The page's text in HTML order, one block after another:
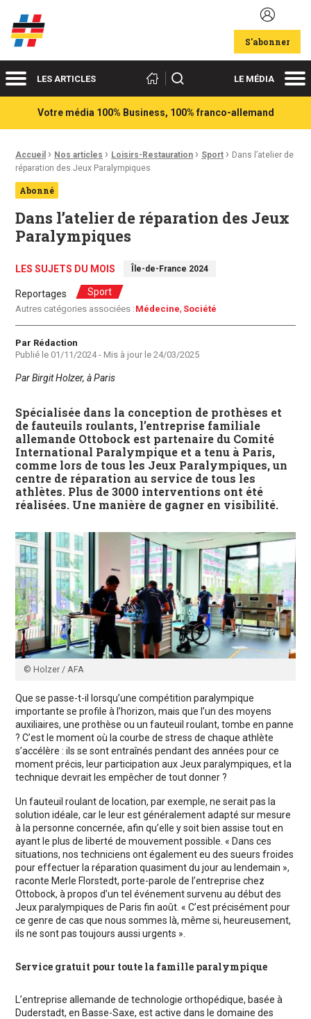
Acteurs du franco-allemand
S'abonner
MenuLES ARTICLES Rechercher LE MÉDIA
Votre média 100% Business, 100% franco-allemand
Fil d'Ariane :
Accueil › Nos articles › Loisirs-Restauration › Sport › Dans l’atelier de
réparation des Jeux Paralympiques
Abonné
Dans l’atelier de réparation des Jeux
Paralympiques
LES SUJETS DU MOIS Île-de-France 2024
Reportages Sport
Autres catégories associées : Médecine Société
Auteur
Par Rédaction
Publié le 01/11/2024- Mis à jour le 24/03/2025
Par Birgit Holzer, à Paris
Spécialisée dans la conception de prothèses et
de fauteuils roulants, l’entreprise familiale
allemande Ottobock est partenaire du Comité
International Paralympique et a tenu à Paris,
comme lors de tous les Jeux Paralympiques, un
centre de réparation au service de tous les
athlètes. Plus de 3000 interventions ont été
réalisées. Une manière de gagner en visibilité.
© Holzer / AFA
Que se passe-t-il lorsqu’une compétition paralympique
importante se profile à l’horizon, mais que l’un des moyens
auxiliaires, une prothèse ou un fauteuil roulant, tombe en panne
? C’est le moment où la courbe de stress de chaque athlète
s’accélère : ils se sont entraînés pendant des années pour ce
moment précis, leur participation aux Jeux paralympiques, et la
technique devrait les empêcher de tout donner ?
Un fauteuil roulant de location, par exemple, ne serait pas la
solution idéale, car le leur est généralement adapté sur mesure
à la personne concernée, afin qu’elle y soit bien assise tout en
ayant le plus de liberté de mouvement possible. « Dans ces
situations, nos techniciens ont également eu des sueurs froides
pour effectuer la réparation quasiment du jour au lendemain »,
raconte Merle Florstedt, porte-parole de l’entreprise chez
Ottobock, à propos d’un tel événement survenu au début des
Jeux paralympiques de Paris fin août. « C’est précisément pour
ce genre de cas que nous sommes là, même si, heureusement,
ils ne sont pas toujours aussi urgents ».
Service gratuit pour toute la famille paralympique
L’entreprise allemande de technologie orthopédique, basée à
Duderstadt, en Basse-Saxe, est active dans le domaine des